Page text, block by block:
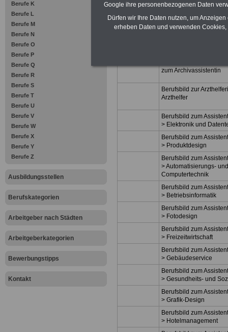
Berufe K
Berufe L
Berufe M
Berufe N
Berufe O
Berufe P
Berufe Q
Berufe R
Berufe S
Berufe T
Berufe U
Berufe V
Berufe W
Berufe X
Berufe Y
Berufe Z
Ausbildungsstellen
Berufskategorien
Arbeitgeber nach Städten
Arbeitgeberkategorien
Bewerbungstipps
Kontakt
Berufsbild zur
bzw. zum Ambulanten
zum Archivassistentin
Berufsbild zur
Arzthelfer
Berufsbild zum Assistent
> Elektronik und
Berufsbild zum Assistent
> Produktdesign
Berufsbild zum Assistent
> Automatisierungs- und
Computertechnik
Berufsbild zum Assistent
> Betriebsinformatik
Berufsbild zum Assistent
> Fotodesign
Berufsbild zum Assistent
> Freizeitwirtschaft
Berufsbild zum Assistent
> Gebäudeservice
Berufsbild zum Assistent
> Gesundheits- und
Berufsbild zum Assistent
> Grafik-Design
Berufsbild zum Assistent
> Hotelmanagement
Google ihre personenbezogenen Daten
Dürfen wir Ihre Daten nutzen, um
erheben Daten und verwenden